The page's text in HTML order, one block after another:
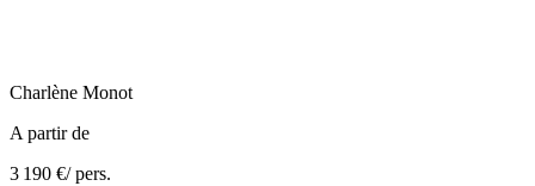
Charlène Monot
A partir de
3 190 €/ pers.